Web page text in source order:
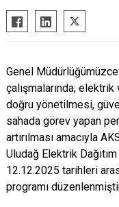
Genel Müdürlüğümüzce
çalışmalarında; elektrik
doğru yönetilmesi,
sahada görev yapan
artırılması amacıyla
Uludağ Elektrik Dağıtım
12.12.2025 tarihleri
programı